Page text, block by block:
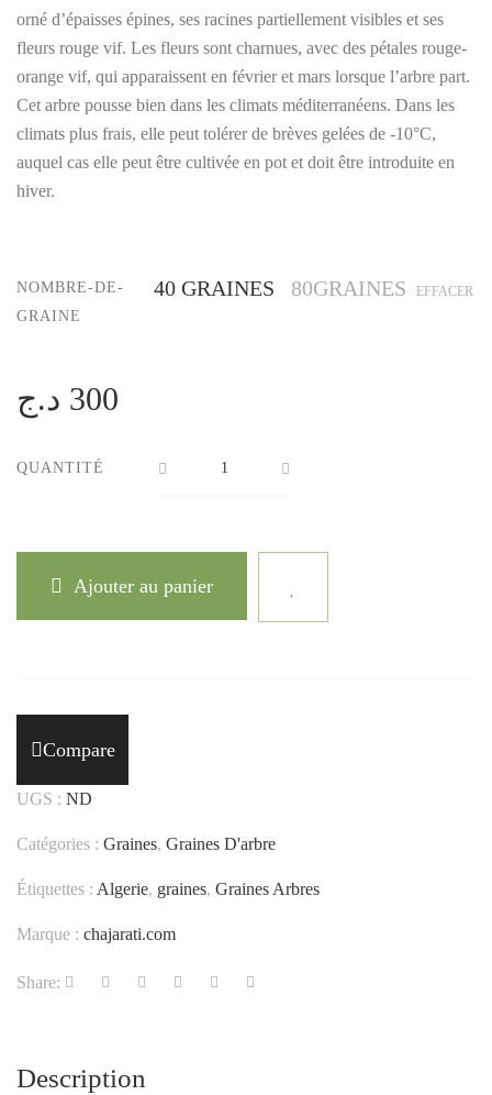
orné d’épaisses épines, ses racines partiellement visibles et ses
fleurs rouge vif. Les fleurs sont charnues, avec des pétales rouge-
orange vif, qui apparaissent en février et mars lorsque l’arbre part.
Cet arbre pousse bien dans les climats méditerranéens. Dans les
climats plus frais, elle peut tolérer de brèves gelées de -10°C,
auquel cas elle peut être cultivée en pot et doit être introduite en
hiver.
NOMBRE-DE-
GRAINE
40 GRAINES 80GRAINES EFFACER
300 د.ج
QUANTITÉ
Ajouter au panier
Compare
UGS : ND
Catégories : Graines, Graines D'arbre
Étiquettes : Algerie, graines, Graines Arbres
Marque : chajarati.com
Share:
Description